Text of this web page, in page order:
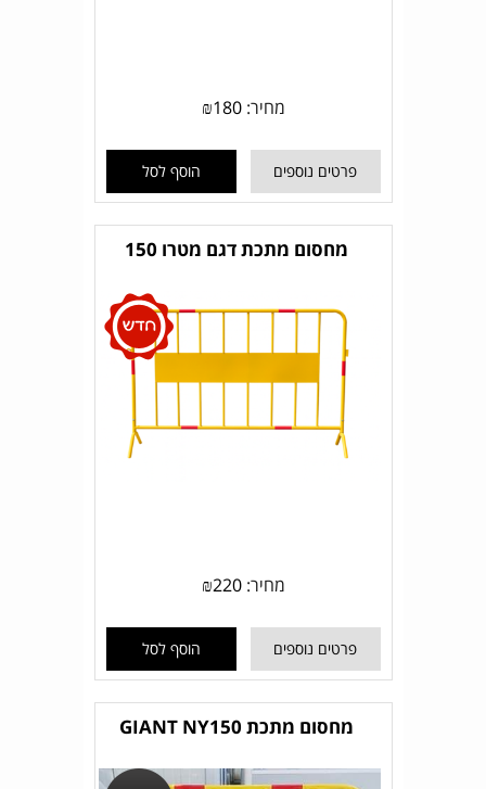
מחיר: ₪180
פרטים נוספים הוסף לסל
מחסום מתכת דגם מטרו 150
מחיר: ₪220
פרטים נוספים הוסף לסל
מחסום מתכת GIANT NY150